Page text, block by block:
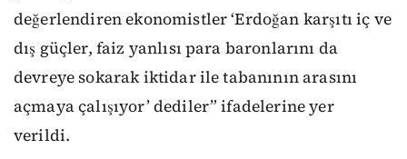
değerlendiren ekonomistler ‘Erdoğan karşıtı iç ve
dış güçler, faiz yanlısı para baronlarını da
devreye sokarak iktidar ile tabanının arasını
açmaya çalışıyor’ dediler” ifadelerine yer
verildi.